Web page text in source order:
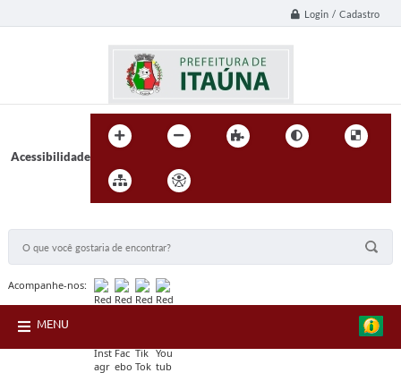
Login / Cadastro
Acessibilidade
Acompanhe-nos:
MENU